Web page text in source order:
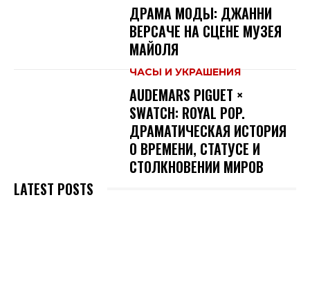
ДРАМА МОДЫ: ДЖАННИ
ВЕРСАЧЕ НА СЦЕНЕ МУЗЕЯ
МАЙОЛЯ
ЧАСЫ И УКРАШЕНИЯ
AUDEMARS PIGUET ×
SWATCH: ROYAL POP.
ДРАМАТИЧЕСКАЯ ИСТОРИЯ
О ВРЕМЕНИ, СТАТУСЕ И
СТОЛКНОВЕНИИ МИРОВ
LATEST POSTS